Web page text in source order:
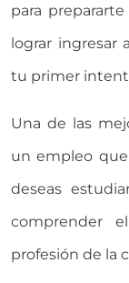
para
lograr ingresar
tu primer
Una de las
un empleo
deseas
comprender
profesión de la